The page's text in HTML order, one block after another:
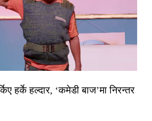
हर्के हल्दार, ‘कमेडी बाज’मा निरन्तर